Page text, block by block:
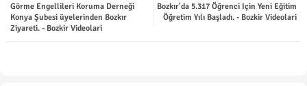
ter tsap
Bozkır'da 5.317 Öğrenci Için Yeni Eğitim
Öğretim Yılı Başladı. - Bozkir Videolari
Görme Engellileri Koruma Derneği
Konya Şubesi üyelerinden Bozkır
Ziyareti. - Bozkir Videolari